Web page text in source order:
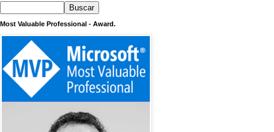
Most Valuable Professional - Award.